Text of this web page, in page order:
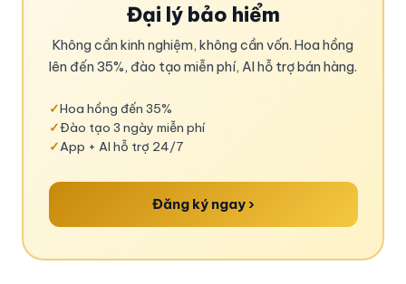
Đại lý bảo hiểm
Không cần kinh nghiệm, không cần vốn. Hoa hồng
lên đến 35%, đào tạo miễn phí, AI hỗ trợ bán hàng.
✓Hoa hồng đến 35%
✓Đào tạo 3 ngày miễn phí
✓App + AI hỗ trợ 24/7
Đăng ký ngay ›